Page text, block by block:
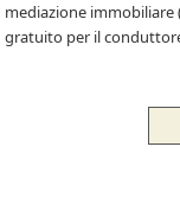
mediazione immobiliare
gratuito per il